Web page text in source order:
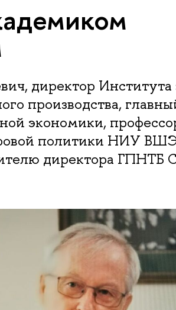
директор
производства,
экономики,
политики НИУ
директора ГПНТБ